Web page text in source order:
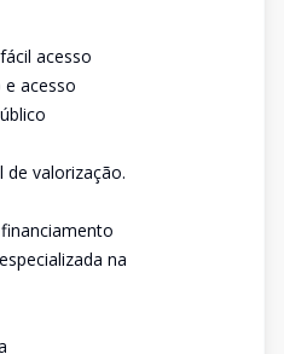
acesso
e acesso
valorização.
na